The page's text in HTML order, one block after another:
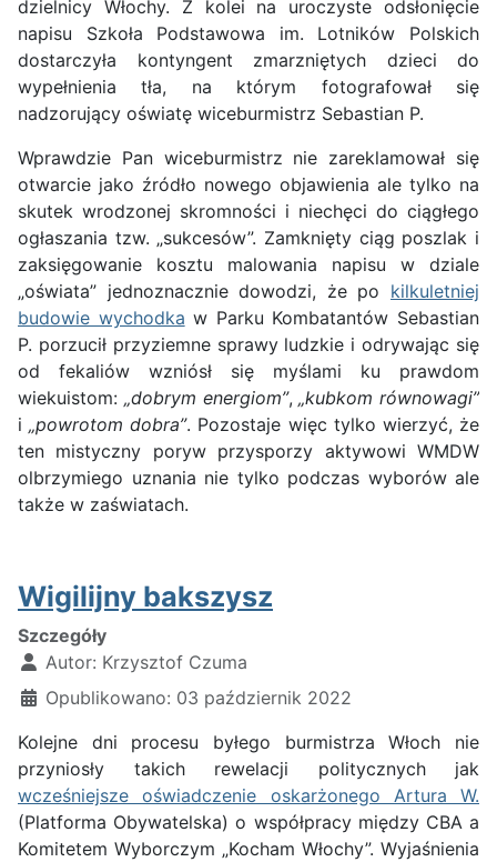
dzielnicy Włochy. Z kolei na uroczyste odsłonięcie
napisu Szkoła Podstawowa im. Lotników Polskich
dostarczyła kontyngent zmarzniętych dzieci do
wypełnienia tła, na którym fotografował się
nadzorujący oświatę wiceburmistrz Sebastian P.
Wprawdzie Pan wiceburmistrz nie zareklamował się
otwarcie jako źródło nowego objawienia ale tylko na
skutek wrodzonej skromności i niechęci do ciągłego
ogłaszania tzw. „sukcesów”. Zamknięty ciąg poszlak i
zaksięgowanie kosztu malowania napisu w dziale
„oświata” jednoznacznie dowodzi, że po kilkuletniej
budowie wychodka w Parku Kombatantów Sebastian
P. porzucił przyziemne sprawy ludzkie i odrywając się
od fekaliów wzniósł się myślami ku prawdom
wiekuistom: „dobrym energiom”,„kubkom równowagi”
i„powrotom dobra”. Pozostaje więc tylko wierzyć, że
ten mistyczny poryw przysporzy aktywowi WMDW
olbrzymiego uznania nie tylko podczas wyborów ale
także w zaświatach.
Wigilijny bakszysz
Szczegóły
Autor: Krzysztof Czuma
Opublikowano: 03 październik 2022
Kolejne dni procesu byłego burmistrza Włoch nie
przyniosły takich rewelacji politycznych jak
wcześniejsze oświadczenie oskarżonego Artura W.
(Platforma Obywatelska) o współpracy między CBA a
Komitetem Wyborczym „Kocham Włochy”. Wyjaśnienia